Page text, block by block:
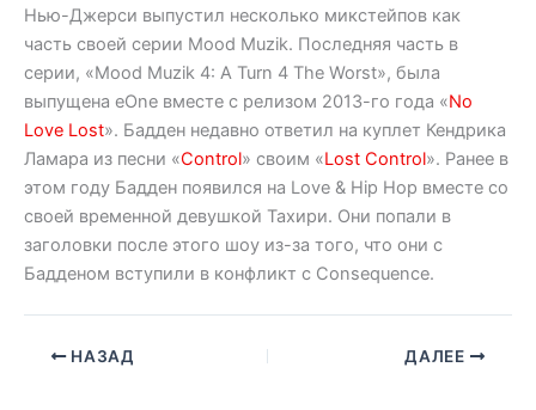
Нью-Джерси выпустил несколько микстейпов как
часть своей серии Mood Muzik. Последняя часть в
серии, «Mood Muzik 4: A Turn 4 The Worst», была
выпущена eOne вместе с релизом 2013-го года «No
Love Lost». Бадден недавно ответил на куплет Кендрика
Ламара из песни «Control» своим «Lost Control». Ранее в
этом году Бадден появился на Love & Hip Hop вместе со
своей временной девушкой Тахири. Они попали в
заголовки после этого шоу из-за того, что они с
Бадденом вступили в конфликт с Consequence.
НАЗАД ДАЛЕЕ